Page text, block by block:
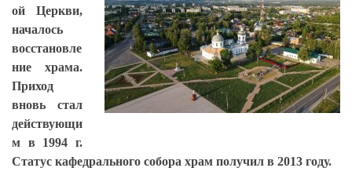
ой Церкви,
началось
восстановле
ние храма.
Приход
вновь стал
действующи
м в 1994 г.
Статус кафедрального собора храм получил в 2013 году.